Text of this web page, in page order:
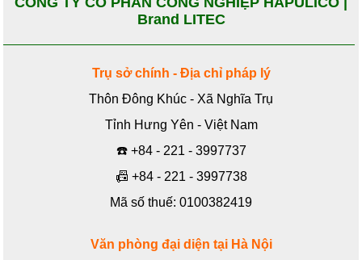
Brand LITEC
Trụ sở chính - Địa chỉ pháp lý
Thôn Đông Khúc - Xã Nghĩa Trụ
Tỉnh Hưng Yên - Việt Nam
☎️ +84 - 221 - 3997737
📠 +84 - 221 - 3997738
Mã số thuế: 0100382419
Văn phòng đại diện tại Hà Nội